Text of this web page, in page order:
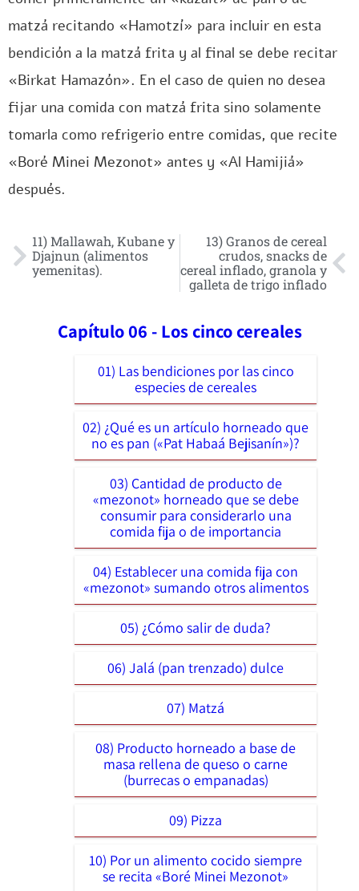
matzá recitando «Hamotzí» para incluir en esta
bendición a la matzá frita y al final se debe recitar
«Birkat Hamazón». En el caso de quien no desea
fijar una comida con matzá frita sino solamente
tomarla como refrigerio entre comidas, que recite
«Boré Minei Mezonot» antes y «Al Hamijiá»
después.
11) Mallawah, Kubane y
Djajnun (alimentos
yemenitas).
13) Granos de cereal
crudos, snacks de
cereal inflado, granola y
galleta de trigo inflado
Capítulo 06 - Los cinco cereales
01) Las bendiciones por las cinco
especies de cereales
02) ¿Qué es un artículo horneado que
no es pan («Pat Habaá Bejisanín»)?
03) Cantidad de producto de
«mezonot» horneado que se debe
consumir para considerarlo una
comida fija o de importancia
04) Establecer una comida fija con
«mezonot» sumando otros alimentos
05) ¿Cómo salir de duda?
06) Jalá (pan trenzado) dulce
07) Matzá
08) Producto horneado a base de
masa rellena de queso o carne
(burrecas o empanadas)
09) Pizza
10) Por un alimento cocido siempre
se recita «Boré Minei Mezonot»